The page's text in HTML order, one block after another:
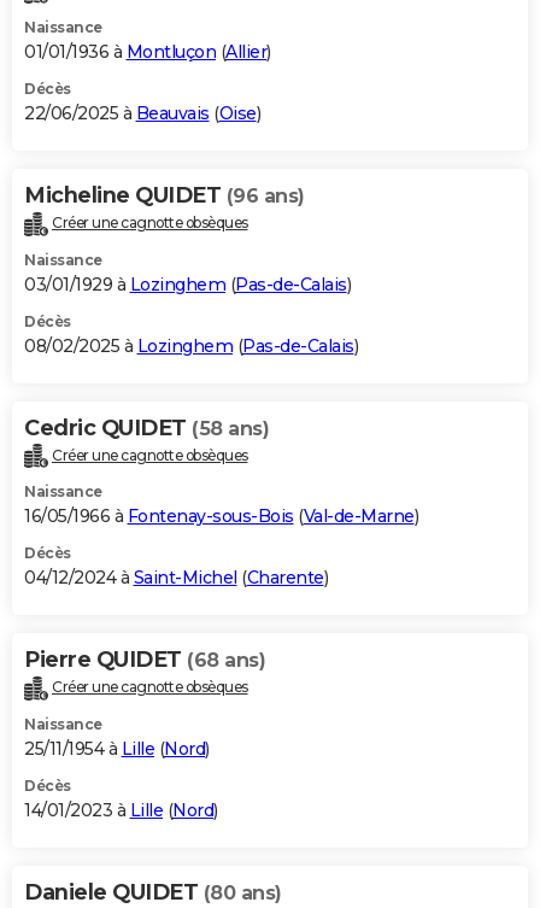
Naissance
01/01/1936 à Montluçon (Allier)
Décès
22/06/2025 à Beauvais (Oise)
Micheline QUIDET (96 ans)
Créer une cagnotte obsèques
Naissance
03/01/1929 à Lozinghem (Pas-de-Calais)
Décès
08/02/2025 à Lozinghem (Pas-de-Calais)
Cedric QUIDET (58 ans)
Créer une cagnotte obsèques
Naissance
16/05/1966 à Fontenay-sous-Bois (Val-de-Marne)
Décès
04/12/2024 à Saint-Michel (Charente)
Pierre QUIDET (68 ans)
Créer une cagnotte obsèques
Naissance
25/11/1954 à Lille (Nord)
Décès
14/01/2023 à Lille (Nord)
Daniele QUIDET (80 ans)